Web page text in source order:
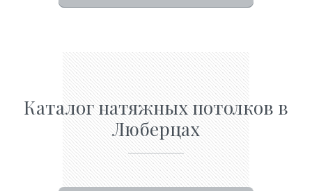
Каталог натяжных потолков в
Люберцах